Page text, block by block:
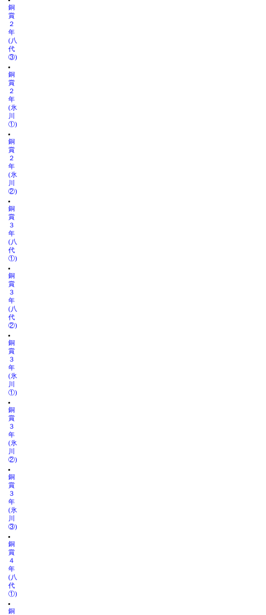
銅
賞
２
年
(八
代
③)
銅
賞
２
年
(氷
川
①)
銅
賞
２
年
(氷
川
②)
銅
賞
３
年
(八
代
①)
銅
賞
３
年
(八
代
②)
銅
賞
３
年
(氷
川
①)
銅
賞
３
年
(氷
川
②)
銅
賞
３
年
(氷
川
③)
銅
賞
４
年
(八
代
①)
銅